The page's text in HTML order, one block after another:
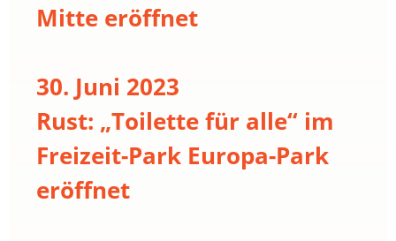
Mitte eröffnet
30. Juni 2023
Rust: „Toilette für alle“ im
Freizeit-Park Europa-Park
eröffnet